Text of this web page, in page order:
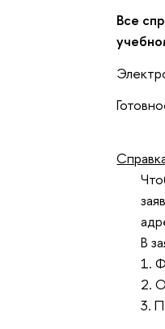
Все
В
1.
2.
3.